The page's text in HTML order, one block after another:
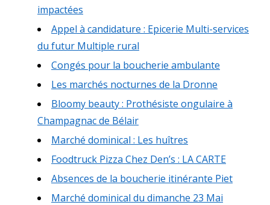
impactées
Appel à candidature : Epicerie Multi-services
du futur Multiple rural
Congés pour la boucherie ambulante
Les marchés nocturnes de la Dronne
Bloomy beauty : Prothésiste ongulaire à
Champagnac de Bélair
Marché dominical : Les huîtres
Foodtruck Pizza Chez Den’s : LA CARTE
Absences de la boucherie itinérante Piet
Marché dominical du dimanche 23 Mai